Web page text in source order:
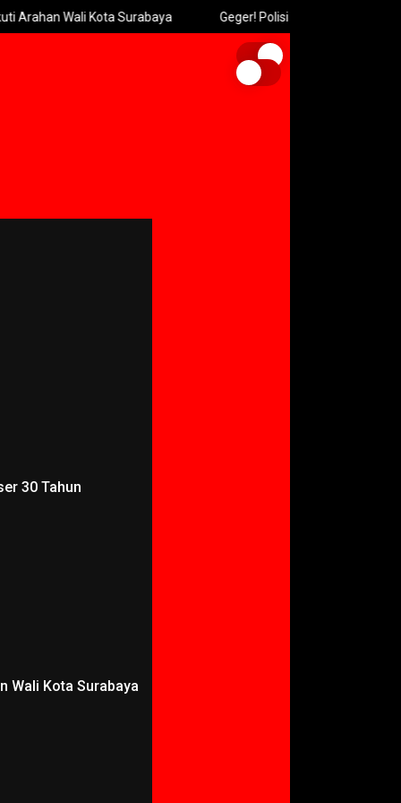
Geger! Polisi Sita 996 Senjata di Sekolah, Ada
30 Tahun
Wali Kota Surabaya